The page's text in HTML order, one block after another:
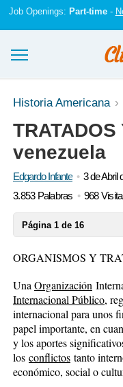
Job Openings: Part-time-
Ensayos y trabajos
Registrarse
Iniciar sesión
Historia Americana
venezuela
Edgardo Infante
3 de Abril
3.853 Palabras
968
Página 1 de 16
ORGANISMOS Y
Una Organización
Internacional Público,
internacional para unos
papel importante, en
y los aportes
los conflictos tanto
económico, social o